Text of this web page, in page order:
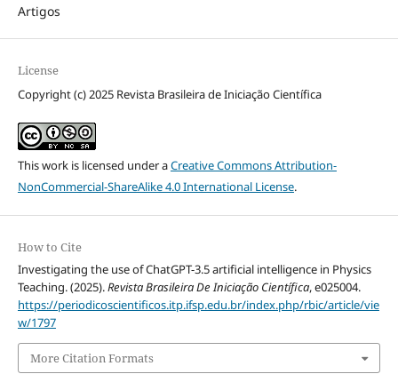
Artigos
License
Copyright (c) 2025 Revista Brasileira de Iniciação Científica
This work is licensed under aCreative Commons Attribution-
NonCommercial-ShareAlike 4.0 International License.
How to Cite
Investigating the use of ChatGPT-3.5 artificial intelligence in Physics
Teaching. (2025).Revista Brasileira De Iniciação Científica, e025004.
https://periodicoscientificos.itp.ifsp.edu.br/index.php/rbic/article/vie
w/1797
More Citation Formats